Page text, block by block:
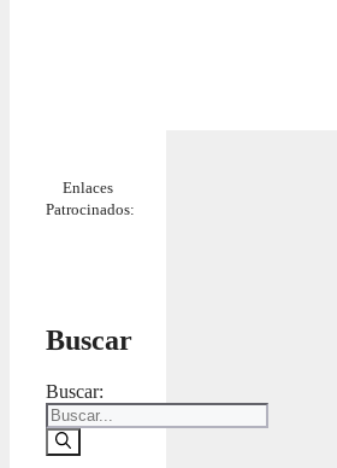
Enlaces
Patrocinados:
Buscar
Buscar: